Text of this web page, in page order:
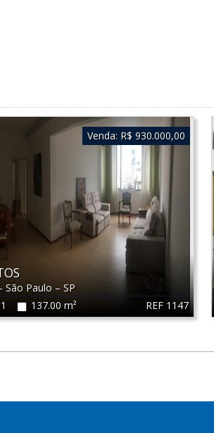
REF 1147
São Paulo –SP
1 137.00 m²
Venda: R$ 930.000,00